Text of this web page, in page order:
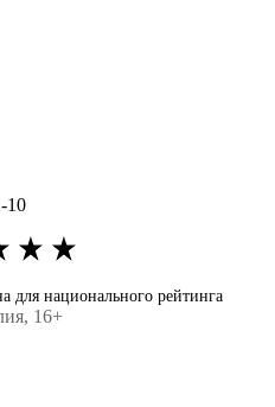
10
для национального рейтинга
16+